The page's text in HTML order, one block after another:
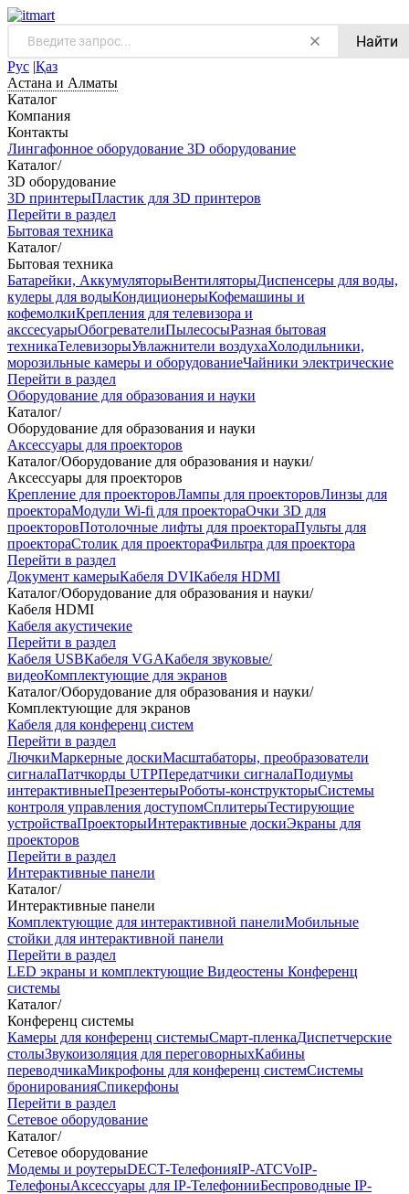
Найти
Рус |Қаз
Астана и Алматы
Каталог
Компания
Контакты
Лингафонное оборудование 3D оборудование
Каталог/
3D оборудование
3D принтерыПластик для 3D принтеров
Перейти в раздел
Бытовая техника
Каталог/
Бытовая техника
Батарейки, АккумуляторыВентиляторыДиспенсеры для воды,
кулеры для водыКондиционерыКофемашины и
кофемолкиКрепления для телевизора и
акссесуарыОбогревателиПылесосыРазная бытовая
техникаТелевизорыУвлажнители воздухаХолодильники,
морозильные камеры и оборудованиеЧайники электрические
Перейти в раздел
Оборудование для образования и науки
Каталог/
Оборудование для образования и науки
Аксессуары для проекторов
Каталог/Оборудование для образования и науки/
Аксессуары для проекторов
Крепление для проекторовЛампы для проекторовЛинзы для
проектораМодули Wi-fi для проектораОчки 3D для
проекторовПотолочные лифты для проектораПульты для
проектораСтолик для проектораФильтра для проектора
Перейти в раздел
Документ камерыКабеля DVIКабеля HDMI
Каталог/Оборудование для образования и науки/
Кабеля HDMI
Кабеля акустичекие
Перейти в раздел
Кабеля USBКабеля VGAКабеля звуковые/
видеоКомплектующие для экранов
Каталог/Оборудование для образования и науки/
Комплектующие для экранов
Кабеля для конференц систем
Перейти в раздел
ЛючкиМаркерные доскиМасштабаторы, преобразователи
сигналаПатчкорды UTPПередатчики сигналаПодиумы
интерактивныеПрезентерыРоботы-конструкторыСистемы
контроля управления доступомСплитерыТестирующие
устройстваПроекторыИнтерактивные доскиЭкраны для
проекторов
Перейти в раздел
Интерактивные панели
Каталог/
Интерактивные панели
Комплектующие для интерактивной панелиМобильные
стойки для интерактивной панели
Перейти в раздел
LED экраны и комплектующие Видеостены Конференц
системы
Каталог/
Конференц системы
Камеры для конференц системыCмарт-пленкаДиспетчерские
столыЗвукоизоляция для переговорныхКабины
переводчикаМикрофоны для конференц системСистемы
бронированияСпикерфоны
Перейти в раздел
Сетевое оборудование
Каталог/
Сетевое оборудование
Модемы и роутерыDECT-ТелефонияIP-ATCVoIP-
ТелефоныАксессуары для IP-ТелефонииБеспроводные IP-